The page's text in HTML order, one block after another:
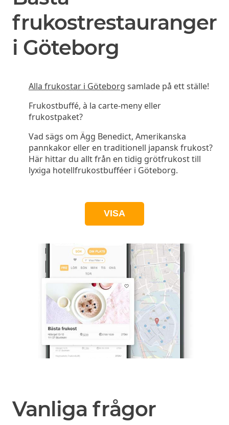
frukostrestauranger
i Göteborg
Alla frukostar i Göteborg samlade på ett ställe!
Frukostbuffé, à la carte-meny eller
frukostpaket?
Vad sägs om Ägg Benedict, Amerikanska
pannkakor eller en traditionell japansk frukost?
Här hittar du allt från en tidig grötfrukost till
lyxiga hotellfrukostbufféer i Göteborg.
VISA
Vanliga frågor